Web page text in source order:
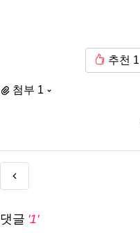
추천 1
첨부 1
댓글 '1'